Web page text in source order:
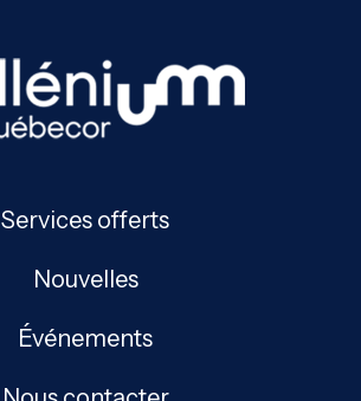
Services offerts
Nouvelles
Événements